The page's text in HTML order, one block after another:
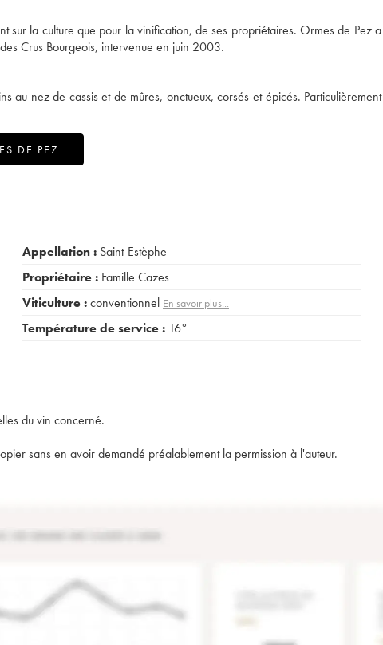
la culture que pour la vinification, de ses propriétaires. Ormes de Pez a
Crus Bourgeois, intervenue en juin 2003.
nez de cassis et de mûres, onctueux, corsés et épicés. Particulièrement
DE PEZ
Appellation : Saint-Estèphe
Propriétaire : Famille Cazes
Viticulture :conventionnel En savoir plus...
Température de service : 16°
du vin concerné.
sans en avoir demandé préalablement la permission à l'auteur.